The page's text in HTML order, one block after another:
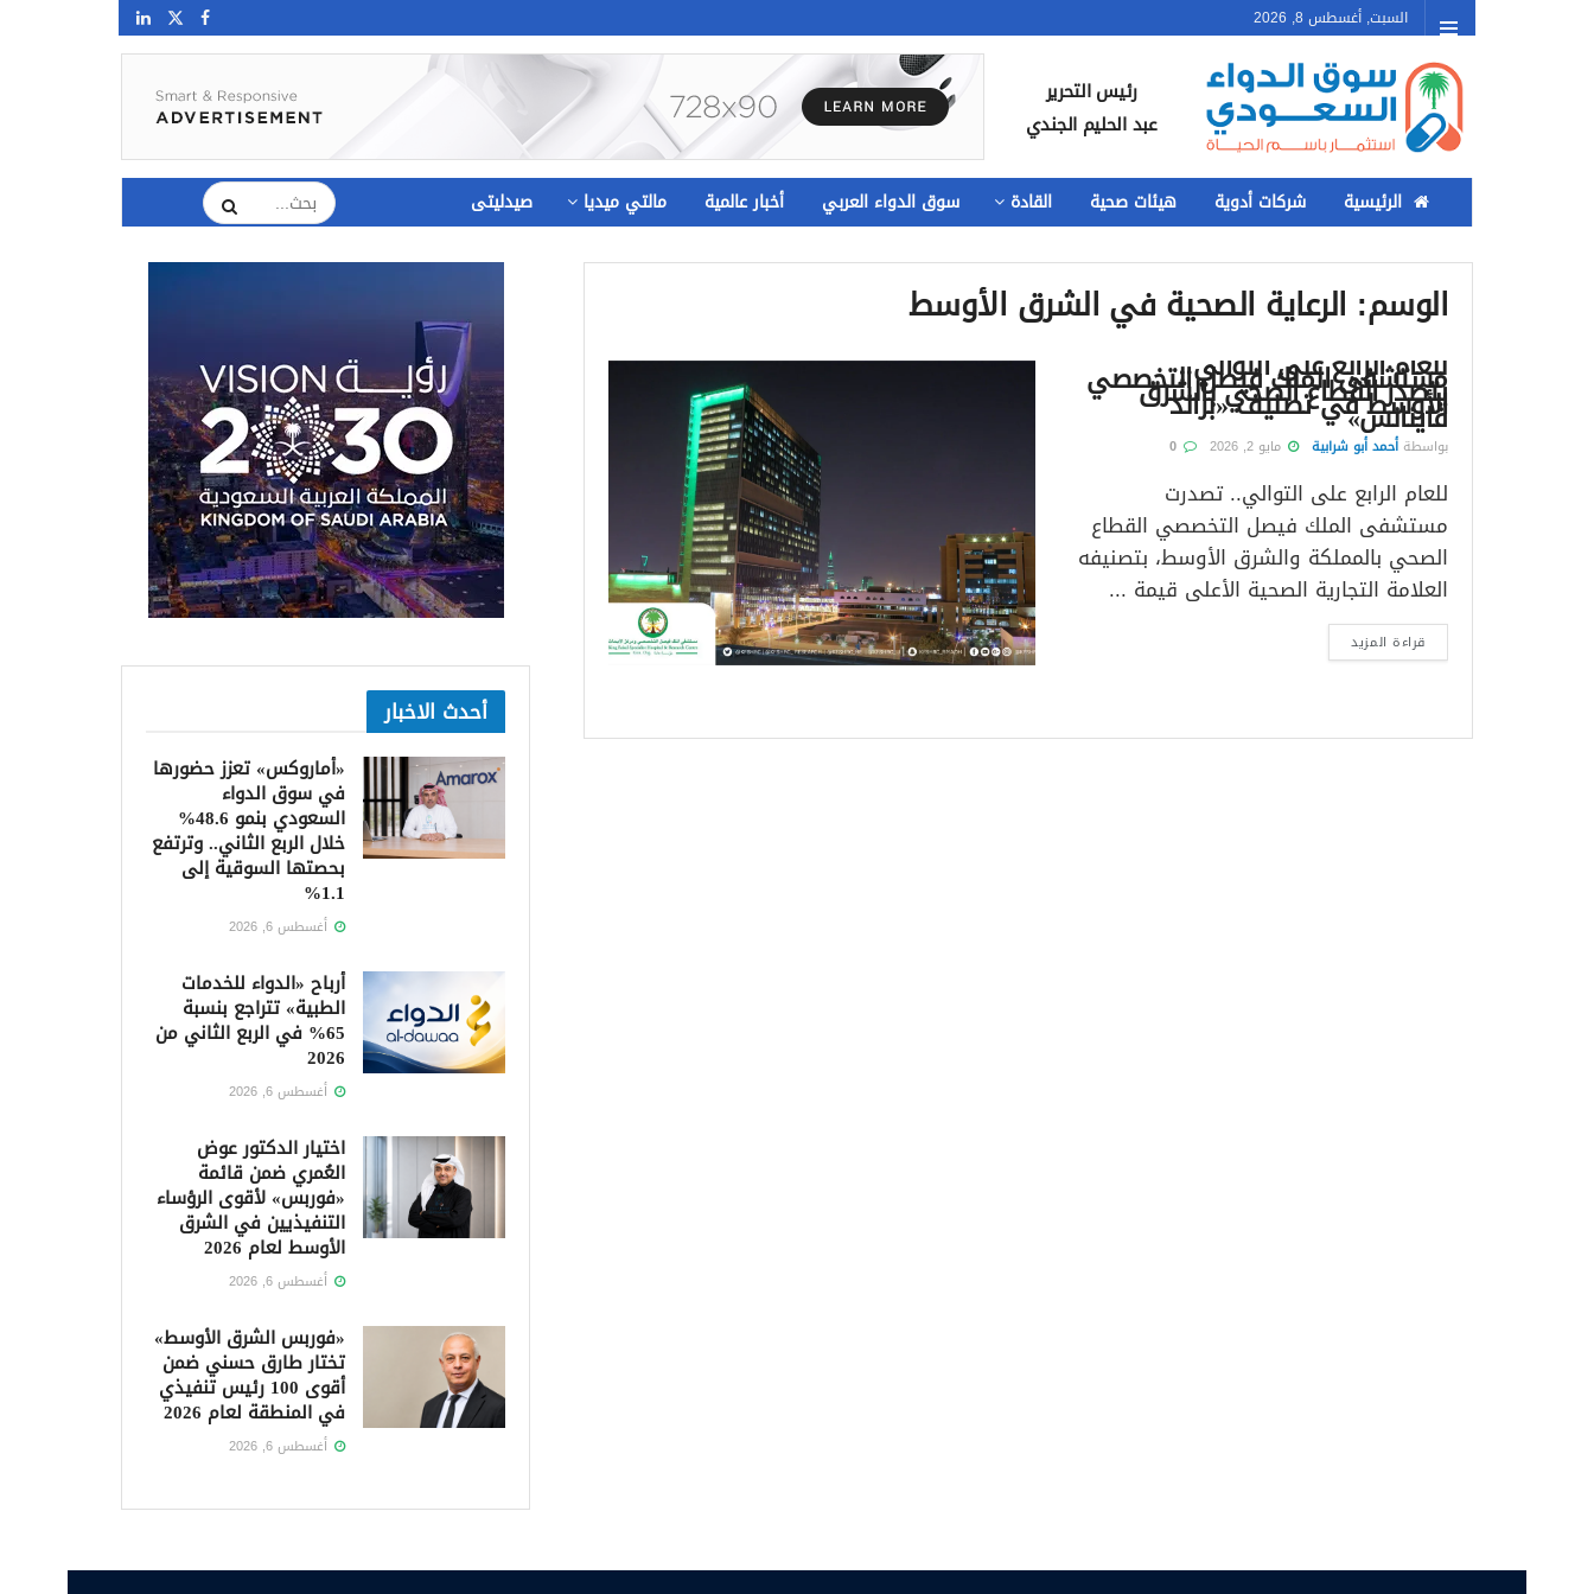
السبت, أغسطس 8, 2026
رئيس التحرير
عبد الحليم الجندي
الرئيسية شركات أدوية هيئات صحية القادة سوق الدواء العربي أخبار عالمية مالتي ميديا صيدليتى
الوسم: الرعاية الصحية في الشرق الأوسط
للعام الرابع على التوالي..
مستشفى الملك فيصل التخصصي
يتصدر القطاع الصحي بالشرق
الأوسط في تصنيف «براند
فاينانس»
بواسطة أحمد أبو شرابية مايو 2, 2026
للعام الرابع على التوالي.. تصدرت
مستشفى الملك فيصل التخصصي القطاع
الصحي بالمملكة والشرق الأوسط، بتصنيفه
العلامة التجارية الصحية الأعلى قيمة ...
قراءة المزيد
أحدث الاخبار
«أماروكس» تعزز حضورها
في سوق الدواء
السعودي بنمو 48.6%
خلال الربع الثاني.. وترتفع
بحصتها السوقية إلى
1.1%
أغسطس 6, 2026
أرباح «الدواء للخدمات
الطبية» تتراجع بنسبة
65% في الربع الثاني من
2026
أغسطس 6, 2026
اختيار الدكتور عوض
العُمري ضمن قائمة
«فوربس» لأقوى الرؤساء
التنفيذيين في الشرق
الأوسط لعام 2026
أغسطس 6, 2026
«فوربس الشرق الأوسط»
تختار طارق حسني ضمن
أقوى 100 رئيس تنفيذي
في المنطقة لعام 2026
أغسطس 6, 2026